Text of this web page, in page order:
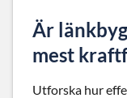
Är
mest
Utforska hur